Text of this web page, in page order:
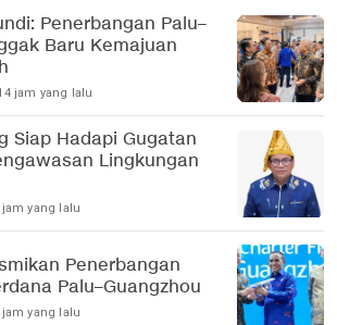
Penerbangan Palu–
Baru Kemajuan
jam yang lalu
Siap Hadapi Gugatan
Lingkungan
jam yang lalu
Penerbangan
Palu–Guangzhou
jam yang lalu